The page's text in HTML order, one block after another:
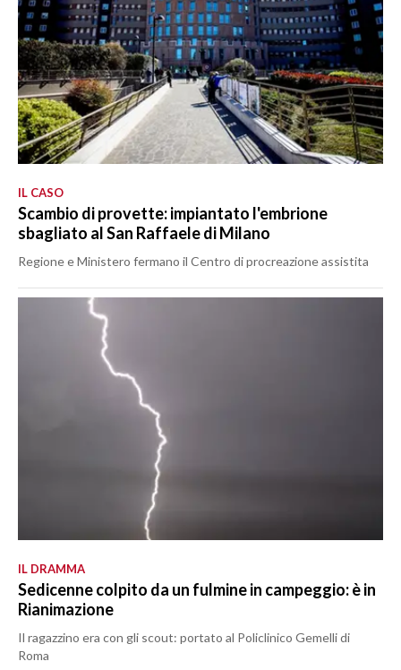
IL CASO
Scambio di provette: impiantato l'embrione
sbagliato al San Raffaele di Milano
Regione e Ministero fermano il Centro di procreazione assistita
IL DRAMMA
Sedicenne colpito da un fulmine in campeggio: è in
Rianimazione
Il ragazzino era con gli scout: portato al Policlinico Gemelli di
Roma